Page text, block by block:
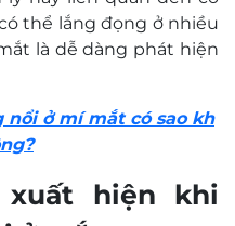
thể lắng đọng ở nhiều
là dễ dàng phát hiện
nổi ở mí mắt có sao kh
xuất hiện khi